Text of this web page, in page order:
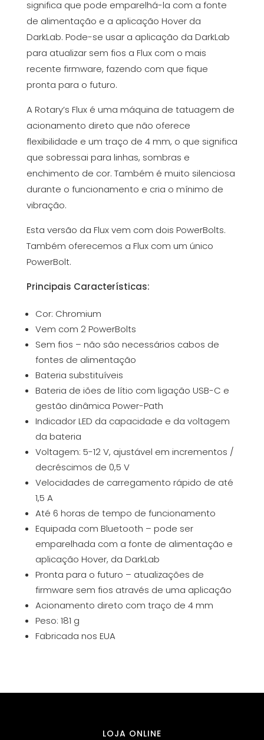
significa que pode emparelhá-la com a fonte
de alimentação e a aplicação Hover da
DarkLab. Pode-se usar a aplicação da DarkLab
para atualizar sem fios a Flux com o mais
recente firmware, fazendo com que fique
pronta para o futuro.
A Rotary’s Flux é uma máquina de tatuagem de
acionamento direto que não oferece
flexibilidade e um traço de 4 mm, o que significa
que sobressai para linhas, sombras e
enchimento de cor. Também é muito silenciosa
durante o funcionamento e cria o mínimo de
vibração.
Esta versão da Flux vem com dois PowerBolts.
Também oferecemos a Flux com um único
PowerBolt.
Principais Características:
Cor: Chromium
Vem com 2 PowerBolts
Sem fios – não são necessários cabos de
fontes de alimentação
Bateria substituíveis
Bateria de iões de lítio com ligação USB-C e
gestão dinâmica Power-Path
Indicador LED da capacidade e da voltagem
da bateria
Voltagem: 5-12 V, ajustável em incrementos /
decréscimos de 0,5 V
Velocidades de carregamento rápido de até
1,5 A
Até 6 horas de tempo de funcionamento
Equipada com Bluetooth – pode ser
emparelhada com a fonte de alimentação e
aplicação Hover, da DarkLab
Pronta para o futuro – atualizações de
firmware sem fios através de uma aplicação
Acionamento direto com traço de 4 mm
Peso: 181 g
Fabricada nos EUA
LOJA ONLINE